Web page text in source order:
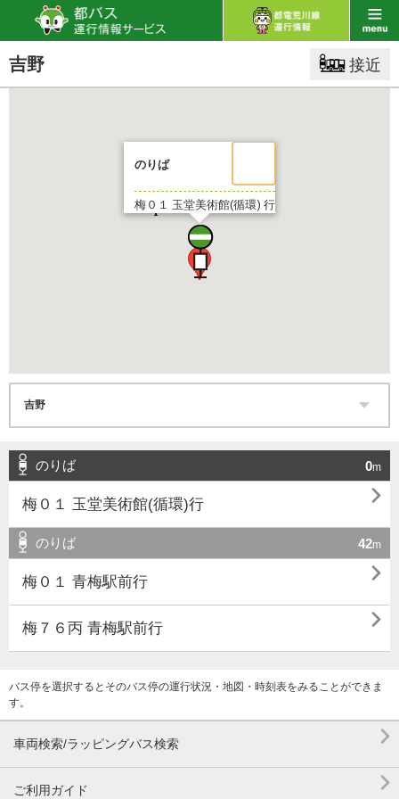
吉野 接近
のりば
梅０１ 玉堂美術館(循環) 行
のりば 0m
梅０１ 玉堂美術館(循環)行 
のりば 42m
梅０１ 青梅駅前行 
梅７６丙 青梅駅前行 
バス停を選択するとそのバス停の運行状況・地図・時刻表をみることができま
す。
車両検索/ラッピングバス検索 
ご利用ガイド 